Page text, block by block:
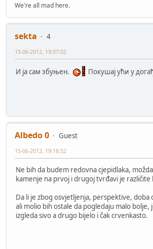
We're all mad here.
sekta
4
15-06-2012, 19:07:02
И ја сам збуњен. Покушај ући у
Albedo 0
Guest
15-06-2012, 19:18:52
Ne bih da budem redovna cjepidlaka,
kamenje na prvoj i drugoj tvrđavi je različite
Da li je zbog osvjetljenja, perspektive, doba
ali molio bih ostale da pogledaju malo bolje,
izgleda sivo a drugo bijelo i čak crvenkasto.